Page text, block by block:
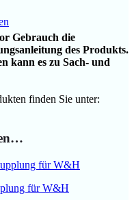
Gebrauch die
des Produkts.
kann es zu Sach- und
finden Sie unter:
für W&H